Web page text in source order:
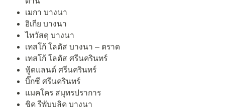
เมกา บางนา
อิเกีย บางนา
ไทวัสดุ บางนา
เทสโก้ โลตัส บางนา – ตราด
เทสโก้ โลตัส ศรีนครินทร์
ฟู้ดแลนด์ ศรีนครินทร์
บิ๊กซี ศรีนครินทร์
แมคโคร สมุทรปราการ
ชิค รีพับบลิค บางนา